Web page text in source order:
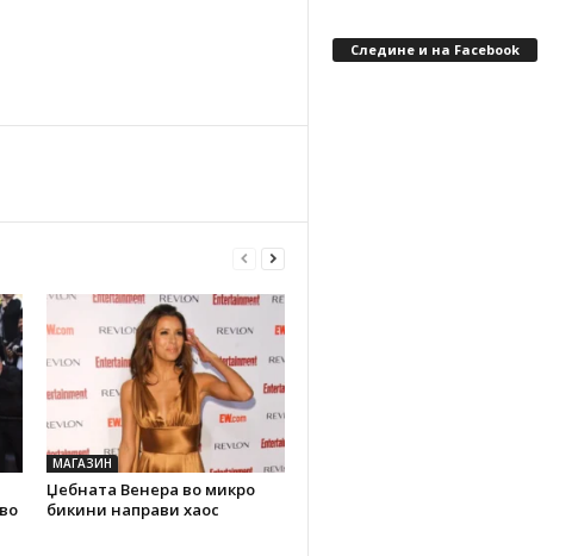
МАГАЗИН
Џебната Венера во микро
бикини направи хаос
Следине и на Facebook